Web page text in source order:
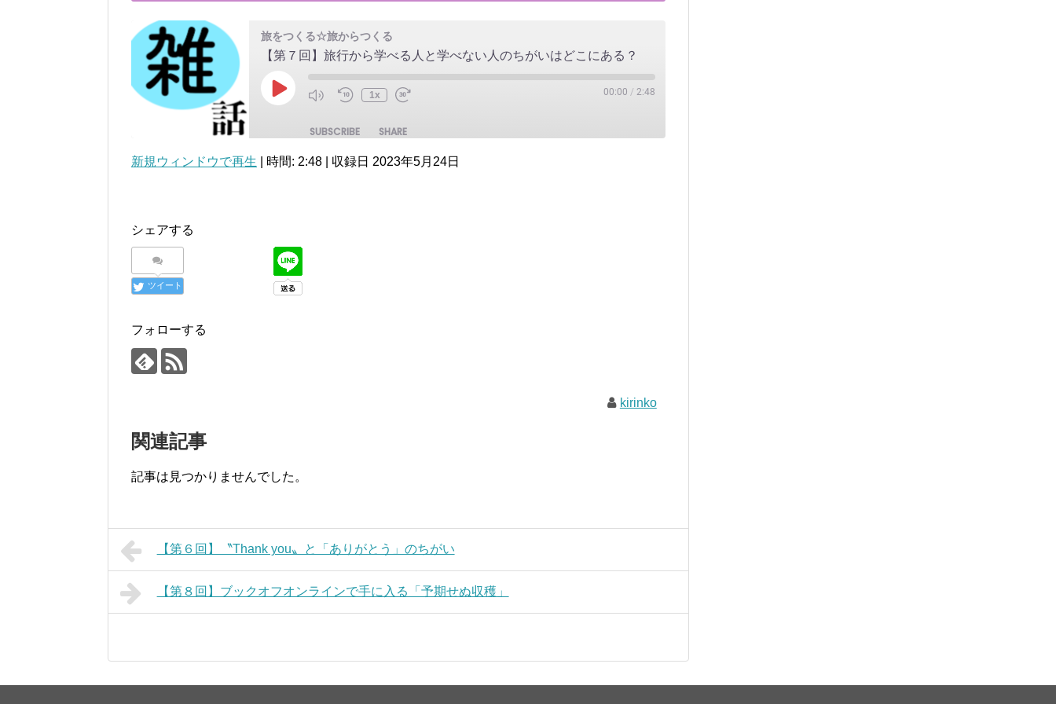
旅をつくる☆旅からつくる
【第７回】旅行から学べる人と学べない人のちがいはどこにある？
Play
Episode
1x 00:00 / 2:48
SUBSCRIBE SHARE
SHARE
EMBED
新規ウィンドウで再生 時間: 2:48 収録日 2023年5月24日
シェアする
ツイート
フォローする
kirinko
関連記事
記事は見つかりませんでした。
【第６回】〝Thank you〟と「ありがとう」のちがい
【第８回】ブックオフオンラインで手に入る「予期せぬ収穫」